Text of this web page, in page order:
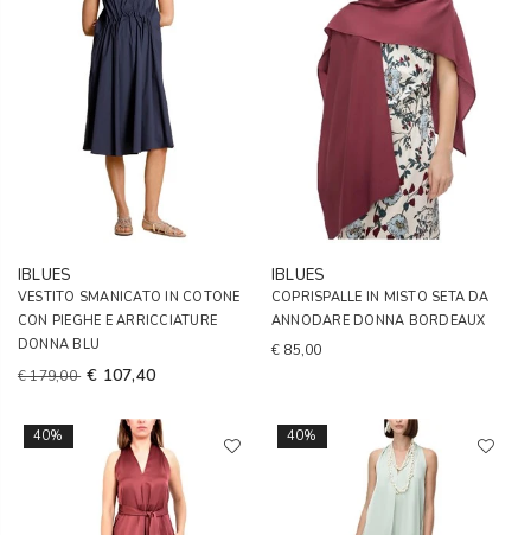
IBLUES
VESTITO SMANICATO IN COTONE
CON PIEGHE E ARRICCIATURE
DONNA BLU
€ 179,00 € 107,40
IBLUES
COPRISPALLE IN MISTO SETA DA
ANNODARE DONNA BORDEAUX
€ 85,00
40% 40%